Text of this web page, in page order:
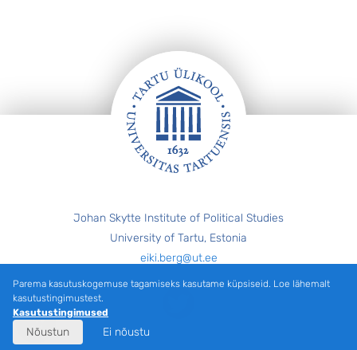
Johan Skytte Institute of Political Studies
University of Tartu, Estonia
eiki.berg@ut.ee
Parema kasutuskogemuse tagamiseks kasutame küpsiseid. Loe lähemalt
kasutustingimustest.
Kasutustingimused
Nõustun Ei nõustu